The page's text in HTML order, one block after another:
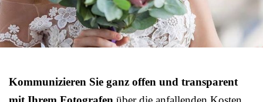
Kommunizieren Sie ganz offen und transparent